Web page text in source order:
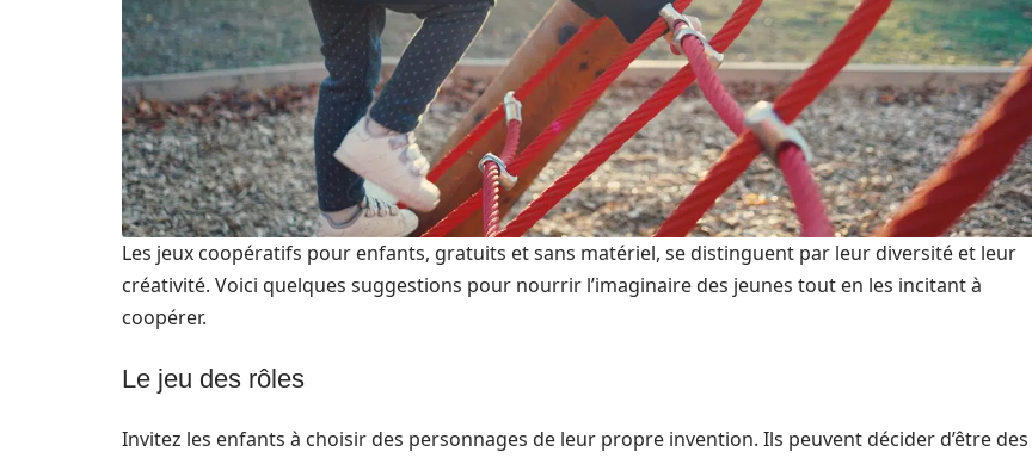
Les jeux coopératifs pour enfants, gratuits et sans matériel, se distinguent par leur diversité et leur
créativité. Voici quelques suggestions pour nourrir l’imaginaire des jeunes tout en les incitant à
coopérer.
Le jeu des rôles
Invitez les enfants à choisir des personnages de leur propre invention. Ils peuvent décider d’être des